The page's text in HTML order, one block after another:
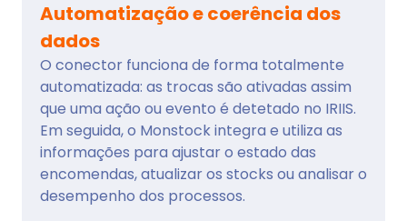
Automatização e coerência dos
dados
O conector funciona de forma totalmente
automatizada: as trocas são ativadas assim
que uma ação ou evento é detetado no IRIIS.
Em seguida, o Monstock integra e utiliza as
informações para ajustar o estado das
encomendas, atualizar os stocks ou analisar o
desempenho dos processos.